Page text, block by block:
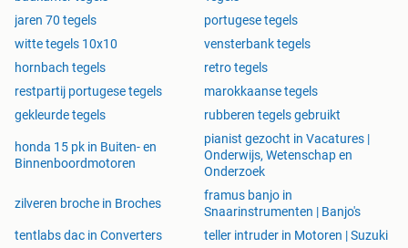
jaren 70 tegels
portugese tegels
witte tegels 10x10
vensterbank tegels
hornbach tegels
retro tegels
restpartij portugese tegels
marokkaanse tegels
gekleurde tegels
rubberen tegels gebruikt
honda 15 pk in Buiten- en
Binnenboordmotoren
pianist gezocht in Vacatures |
Onderwijs, Wetenschap en
Onderzoek
zilveren broche in Broches
framus banjo in
Snaarinstrumenten | Banjo's
tentlabs dac in Converters
teller intruder in Motoren | Suzuki